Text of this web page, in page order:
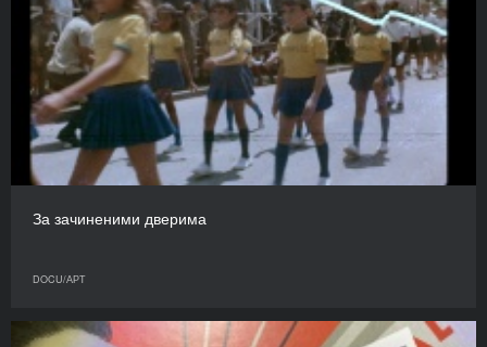
За зачиненими дверима
DOCU/АРТ